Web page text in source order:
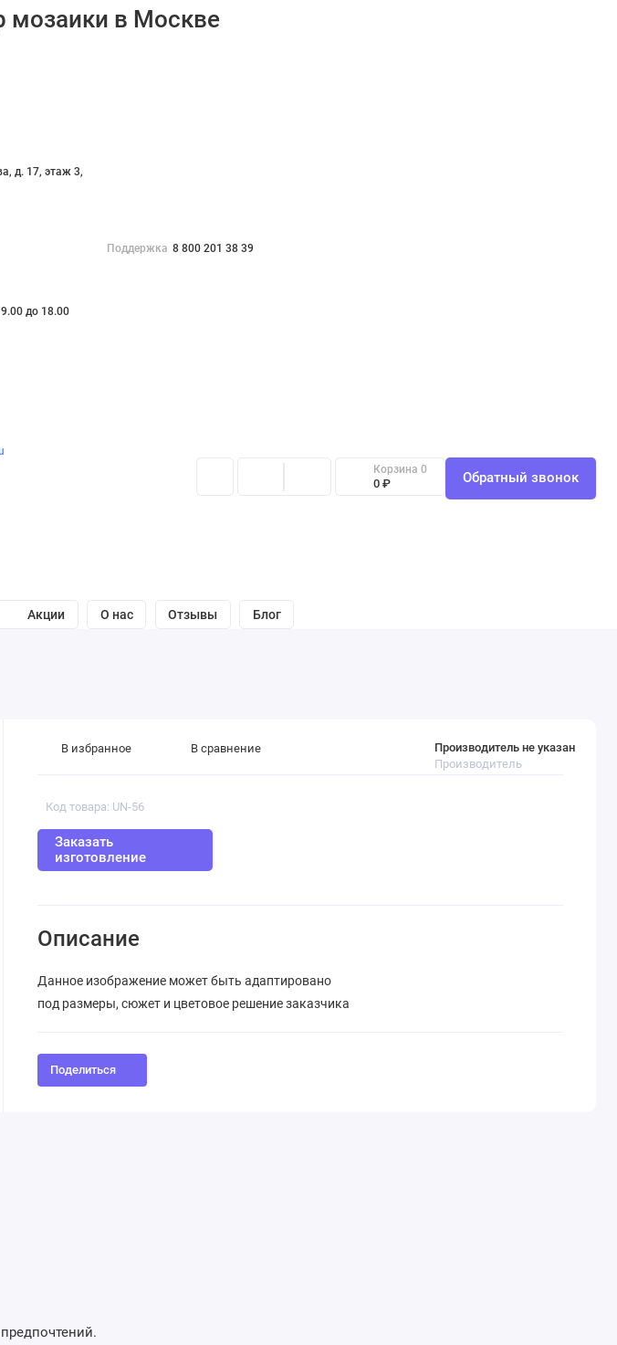
в Москве
д. 17, этаж 3,
до 18.00
Поддержка 8 800 201 38 39
Корзина 0
0 ₽ Обратный звонок
Акции О нас Отзывы Блог
Код товара: UN-56
Производитель не указан
Производитель
Заказать
изготовление
В избранное В сравнение
Описание
Данное изображение может быть адаптировано
под размеры, сюжет и цветовое решение заказчика
Поделиться